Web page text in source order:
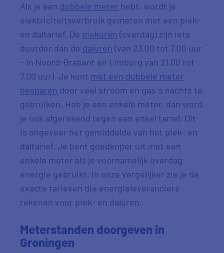
Als je een dubbele meter hebt, wordt je
elektriciteitsverbruik gemeten met een piek-
en daltarief. De piekuren (overdag) zijn iets
duurder dan de daluren (van 23.00 tot 7.00 uur
– in Noord-Brabant en Limburg van 21.00 tot
7.00 uur). Je kunt met een dubbele meter
besparen door veel stroom en gas ’s nachts te
gebruiken. Heb je een enkele meter, dan word
je ook afgerekend tegen een enkel tarief. Dit
is ongeveer het gemiddelde van het piek- en
daltarief. Je bent goedkoper uit met een
enkele meter als je voornamelijk overdag
energie gebruikt. In onze vergelijker zie je de
exacte tarieven die energieleveranciers
rekenen voor piek- en daluren.
Meterstanden doorgeven in
Groningen